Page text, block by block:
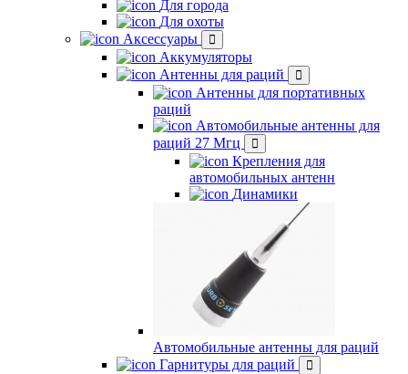
Для города
Для охоты
Аксессуары
Аккумуляторы
Антенны для раций
Антенны для портативных
раций
Автомобильные антенны для
раций 27 Мгц
Крепления для
автомобильных антенн
Динамики
Автомобильные антенны для раций
Гарнитуры для раций